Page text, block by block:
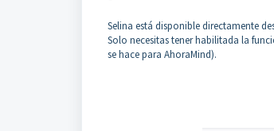
Selina está disponible directamente
Solo necesitas tener habilitada la
se hace para AhoraMind).